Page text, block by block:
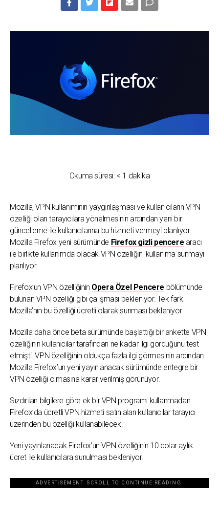
Okuma süresi: < 1 dakika
Mozilla, VPN kullanımının yaygınlaşması ve kullanıcıların VPN
özelliği olan tarayıcılara yönelmesinin ardından yeni bir
güncelleme ile kullanıcılarına bu hizmeti vermeyi planlıyor.
Mozilla Firefox yeni sürümünde Firefox gizli pencere aracı
ile birlikte kullanımda olacak VPN özelliğini kullanıma sunmayı
planlıyor.
Firefox’un VPN özelliğinin Opera Özel Pencere bölümünde
bulunan VPN özelliği gibi çalışması bekleniyor. Tek fark
Mozilla’nın bu özelliği ücretli olarak sunması bekleniyor.
Mozilla daha önce beta sürümünde başlattığı bir ankette VPN
özelliğinin kullanıcılar tarafından ne kadar ilgi gördüğünü test
etmişti. VPN özelliğinin oldukça fazla ilgi görmesinin ardından
Mozilla Firefox’un yeni yayınlanacak sürümünde entegre bir
VPN özelliği olmasına karar verilmiş görünüyor.
Sızdırılan bilgilere göre ek bir VPN programı kullanmadan
Firefox’da ücretli VPN hizmeti satın alan kullanıcılar tarayıcı
üzerinden bu özelliği kullanabilecek.
Yeni yayınlanacak Firefox’un VPN özelliğinin 10 dolar aylık
ücret ile kullanıcılara sunulması bekleniyor.
ADVERTISEMENT. SCROLL TO CONTINUE READING.